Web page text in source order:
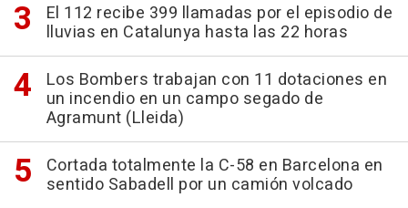
El 112 recibe 399 llamadas por el episodio de
lluvias en Catalunya hasta las 22 horas
Los Bombers trabajan con 11 dotaciones en
un incendio en un campo segado de
Agramunt (Lleida)
Cortada totalmente la C-58 en Barcelona en
sentido Sabadell por un camión volcado